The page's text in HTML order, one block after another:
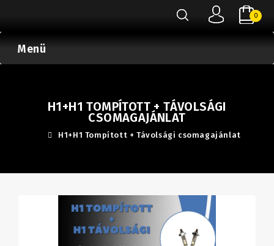
0
Menü
H1+H1 TOMPÍTOTT + TÁVOLSÁGI
CSOMAGAJÁNLAT
H1+H1 Tompított + Távolsági csomagajánlat